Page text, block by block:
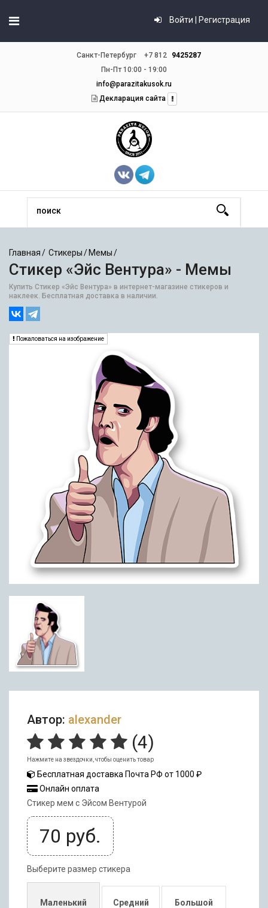
Войти | Регистрация
Санкт-Петербург +7 812
9425287
Пн-Пт 10:00 - 19:00
info@parazitakusok.ru
Декларация сайта
Главная Стикеры Мемы
Стикер «Эйс Вентура» - Мемы
Купить Стикер «Эйс Вентура» в интернет-магазине стикеров и
наклеек. Бесплатная доставка в наличии.
Пожаловаться на изображение
Автор: alexander
(4)
Нажмите на звездочки, чтобы оценить товар
Бесплатная доставка Почта РФ от 1000 ₽
Онлайн оплата
Стикер мем с Эйсом Вентурой
70 руб.
Выберите размер стикера
Маленький Средний Большой